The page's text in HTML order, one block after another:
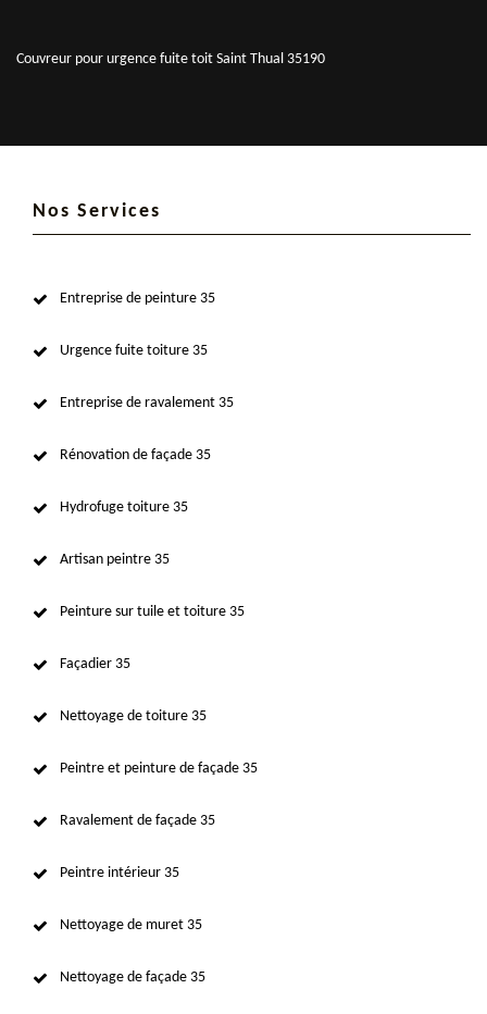
Couvreur pour urgence fuite toit Saint Thual 35190
Nos Services
Entreprise de peinture 35
Urgence fuite toiture 35
Entreprise de ravalement 35
Rénovation de façade 35
Hydrofuge toiture 35
Artisan peintre 35
Peinture sur tuile et toiture 35
Façadier 35
Nettoyage de toiture 35
Peintre et peinture de façade 35
Ravalement de façade 35
Peintre intérieur 35
Nettoyage de muret 35
Nettoyage de façade 35